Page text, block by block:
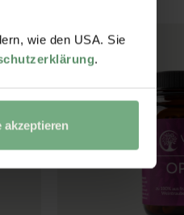
wie den USA. Sie
.
akzeptieren